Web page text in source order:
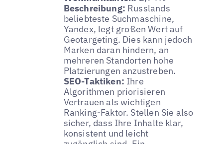
Beschreibung: Russlands
beliebteste Suchmaschine,
Yandex, legt großen Wert auf
Geotargeting. Dies kann jedoch
Marken daran hindern, an
mehreren Standorten hohe
Platzierungen anzustreben.
SEO-Taktiken: Ihre
Algorithmen priorisieren
Vertrauen als wichtigen
Ranking-Faktor. Stellen Sie also
sicher, dass Ihre Inhalte klar,
konsistent und leicht